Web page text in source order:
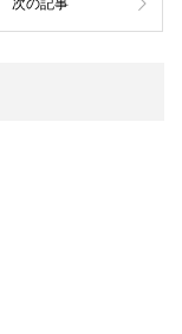
次の記事